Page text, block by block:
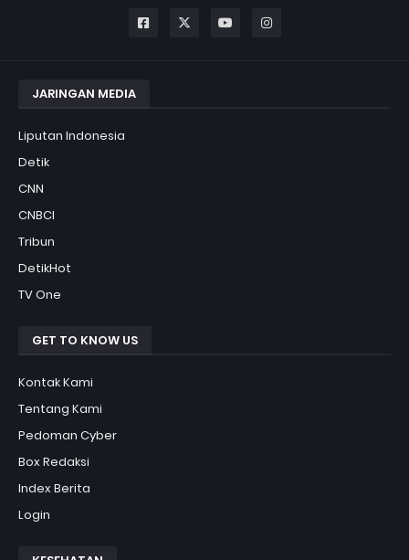
JARINGAN MEDIA
Liputan Indonesia
Detik
CNN
CNBCI
Tribun
DetikHot
TV One
GET TO KNOW US
Kontak Kami
Tentang Kami
Pedoman Cyber
Box Redaksi
Index Berita
Login